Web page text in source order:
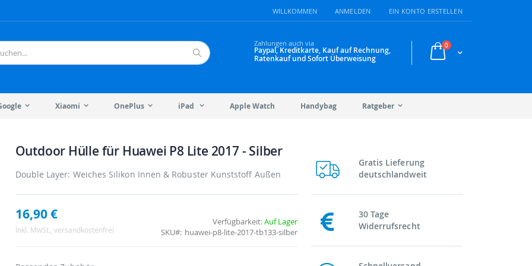
WILLKOMMEN ANMELDEN EIN KONTO ERSTELLEN
Warenkorb
0Artikel
Zahlungen auch via
Paypal, Kreditkarte, Kauf auf Rechnung,
Ratenkauf und Sofort Überweisung
Xiaomi OnePlus iPad Apple Watch Handybag Ratgeber
Outdoor Hülle für Huawei P8 Lite 2017 - Silber
Double Layer: Weiches Silikon Innen & Robuster Kunststoff Außen
16,90 €
Inkl. MwSt., versandkostenfrei
Verfügbarkeit:Auf Lager
SKU
huawei-p8-lite-2017-tb133-silber
Gratis Lieferung
deutschlandweit
30 Tage
Widerrufsrecht